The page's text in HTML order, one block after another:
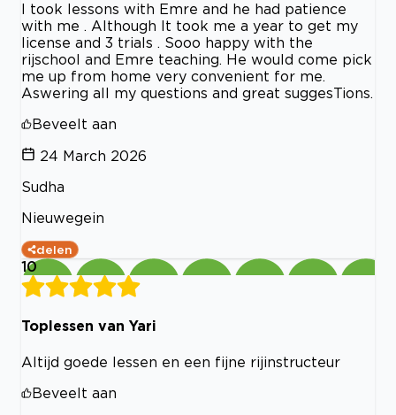
I took lessons with Emre and he had patience
with me . Although It took me a year to get my
license and 3 trials . Sooo happy with the
rijschool and Emre teaching. He would come pick
me up from home very convenient for me.
Aswering all my questions and great suggesTions.
Beveelt aan
24 March 2026
Sudha
Nieuwegein
delen
10
Toplessen van Yari
Altijd goede lessen en een fijne rijinstructeur
Beveelt aan